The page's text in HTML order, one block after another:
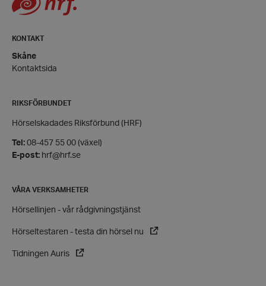
KONTAKT
Skåne
Kontaktsida
RIKSFÖRBUNDET
Hörselskadades Riksförbund (HRF)
Tel: 08-457 55 00 (växel)
E-post: hrf@hrf.se
VÅRA VERKSAMHETER
Hörsellinjen - vår rådgivningstjänst
Hörseltestaren - testa din hörsel nu
Tidningen Auris
VISITOR_PRIVACY_METADATA